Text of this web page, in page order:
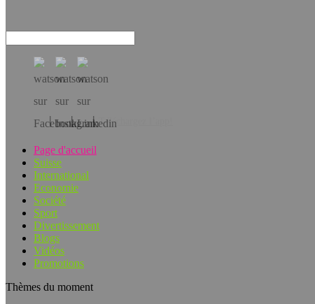
Téléchargez l’app!
Page d'accueil
Suisse
International
Economie
Société
Sport
Divertissement
Blogs
Vidéos
Promotions
Thèmes du moment